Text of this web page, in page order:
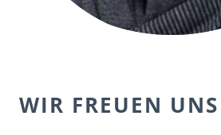
WIR FREUEN